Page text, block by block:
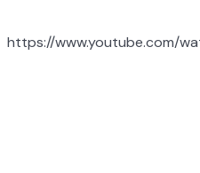
https://www.youtube.com/